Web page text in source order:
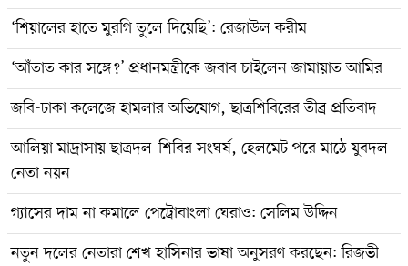
‘শিয়ালের হাতে মুরগি তুলে দিয়েছি’: রেজাউল করীম
‘আঁতাত কার সঙ্গে?’ প্রধানমন্ত্রীকে জবাব চাইলেন জামায়াত আমির
জবি-ঢাকা কলেজে হামলার অভিযোগ, ছাত্রশিবিরের তীব্র প্রতিবাদ
আলিয়া মাদ্রাসায় ছাত্রদল-শিবির সংঘর্ষ, হেলমেট পরে মাঠে যুবদল
নেতা নয়ন
গ্যাসের দাম না কমালে পেট্রোবাংলা ঘেরাও: সেলিম উদ্দিন
নতুন দলের নেতারা শেখ হাসিনার ভাষা অনুসরণ করছেন: রিজভী